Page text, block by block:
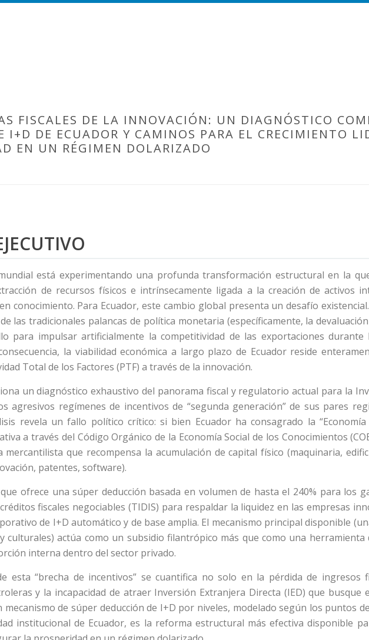
FISCALES DE LA INNOVACIÓN: UN DIAGNÓSTICO
I+D DE ECUADOR Y CAMINOS PARA EL CRECIMIENTO
EN UN RÉGIMEN DOLARIZADO
está experimentando una profunda transformación estructural en la
de recursos físicos e intrínsecamente ligada a la creación de activos
conocimiento. Para Ecuador, este cambio global presenta un desafío
las tradicionales palancas de política monetaria (específicamente, la
para impulsar artificialmente la competitividad de las exportaciones
la viabilidad económica a largo plazo de Ecuador reside
Total de los Factores (PTF) a través de la innovación.
un diagnóstico exhaustivo del panorama fiscal y regulatorio actual para la
agresivos regímenes de incentivos de “segunda generación” de sus pares
revela un fallo político crítico: si bien Ecuador ha consagrado la
a través del Código Orgánico de la Economía Social de los Conocimientos
mercantilista que recompensa la acumulación de capital físico (maquinaria,
patentes, software).
ofrece una súper deducción basada en volumen de hasta el 240% para los
fiscales negociables (TIDIS) para respaldar la liquidez en las empresas
de I+D automático y de base amplia. El mecanismo principal disponible
culturales) actúa como un subsidio filantrópico más que como una
interna dentro del sector privado.
esta “brecha de incentivos” se cuantifica no solo en la pérdida de ingresos
y la incapacidad de atraer Inversión Extranjera Directa (IED) que busque
de súper deducción de I+D por niveles, modelado según los puntos
institucional de Ecuador, es la reforma estructural más efectiva disponible